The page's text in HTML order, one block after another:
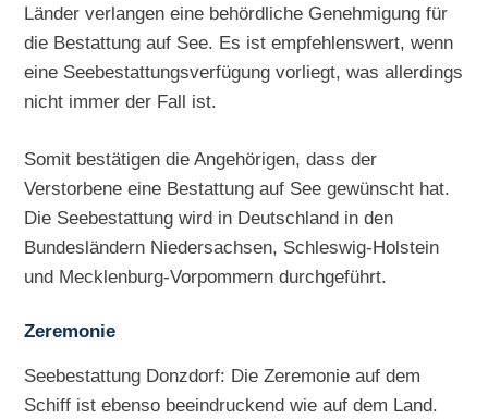
Länder verlangen eine behördliche Genehmigung für
die Bestattung auf See. Es ist empfehlenswert, wenn
eine Seebestattungsverfügung vorliegt, was allerdings
nicht immer der Fall ist.
Somit bestätigen die Angehörigen, dass der
Verstorbene eine Bestattung auf See gewünscht hat.
Die Seebestattung wird in Deutschland in den
Bundesländern Niedersachsen, Schleswig-Holstein
und Mecklenburg-Vorpommern durchgeführt.
Zeremonie
Seebestattung Donzdorf: Die Zeremonie auf dem
Schiff ist ebenso beeindruckend wie auf dem Land.